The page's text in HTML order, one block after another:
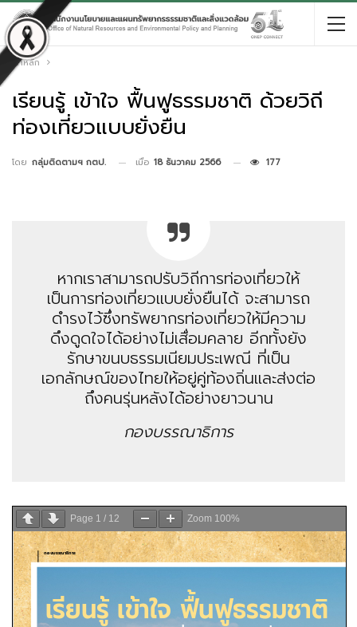
หน้าหลัก
เรียนรู้ เข้าใจ ฟื้นฟูธรรมชาติ ด้วยวิถี
ท่องเที่ยวแบบยั่งยืน
โดย กลุ่มติดตามฯ กตป. เมื่อ 18 ธันวาคม 2566 177
หากเราสามารถปรับวิถีการท่องเที่ยวให้
เป็นการท่องเที่ยวแบบยั่งยืนได้ จะสามารถ
ดำรงไว้ซึ่งทรัพยากรท่องเที่ยวให้มีความ
ดึงดูดใจได้อย่างไม่เสื่อมคลาย อีกทั้งยัง
รักษาขนบธรรมเนียมประเพณี ที่เป็น
เอกลักษณ์ของไทยให้อยู่คู่ท้องถิ่นและส่งต่อ
ถึงคนรุ่นหลังได้อย่างยาวนาน
กองบรรณาธิการ
Page 1 / 12 Zoom 100%